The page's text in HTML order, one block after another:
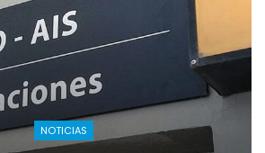
NOTICIAS